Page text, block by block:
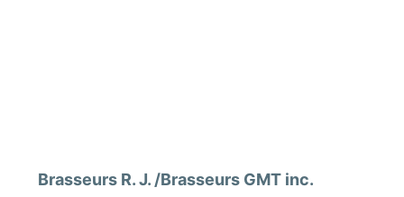
Brasseurs R. J. /Brasseurs GMT inc.